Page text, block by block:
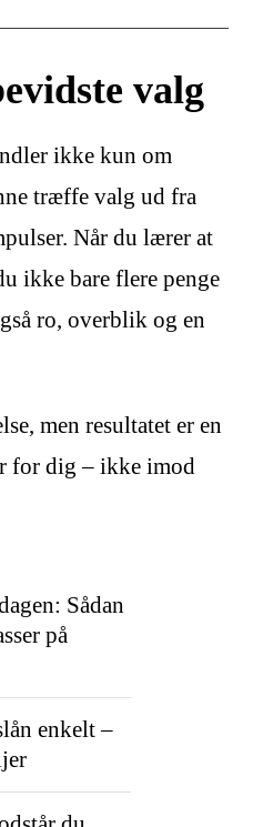
valg
ikke kun om
træffe valg ud fra
Når du lærer at
ikke bare flere penge
ro, overblik og en
men resultatet er en
for dig – ikke imod
Sådan
på
enkelt –